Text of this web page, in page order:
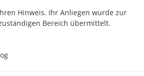
Hinweis. Ihr Anliegen wurde zur
Bereich übermittelt.